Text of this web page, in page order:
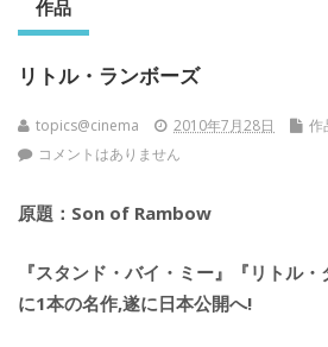
作品
リトル・ランボーズ
topics@cinema 2010年7月28日
作
コメントはありません
原題：Son of Rambow
『スタンド・バイ・ミー』『リトル
に1本の名作,遂に日本公開へ!